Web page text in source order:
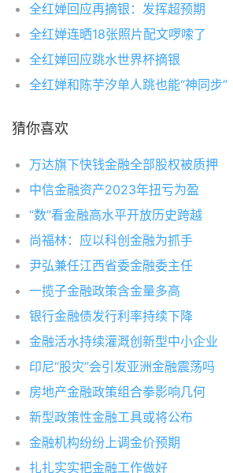
全红婵回应再摘银：发挥超预期
全红婵连晒18张照片配文啰嗦了
全红婵回应跳水世界杯摘银
全红婵和陈芋汐单人跳也能“神同步”
猜你喜欢
万达旗下快钱金融全部股权被质押
中信金融资产2023年扭亏为盈
“数”看金融高水平开放历史跨越
尚福林：应以科创金融为抓手
尹弘兼任江西省委金融委主任
一揽子金融政策含金量多高
银行金融债发行利率持续下降
金融活水持续灌溉创新型中小企业
印尼“股灾”会引发亚洲金融震荡吗
房地产金融政策组合拳影响几何
新型政策性金融工具或将公布
金融机构纷纷上调金价预期
扎扎实实把金融工作做好